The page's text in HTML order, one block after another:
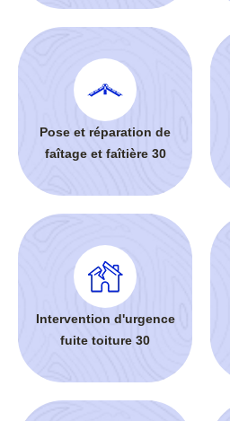
Pose et réparation de
faîtage et faîtière 30
Intervention d'urgence
fuite toiture 30